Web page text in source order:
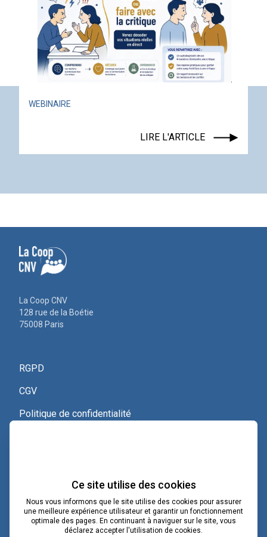
ACTUALITÉ ÉVÉNEMENT
La Coop CNV
128 rue de la Boétie
75008 Paris
RGPD
CGV
Politique de confidentialité
Voir le certificat Qualiopi
contact@lacoopcnv.com
Ce site utilise des cookies
Nous vous informons que le site utilise des cookies pour assurer
une meilleure expérience utilisateur et garantir un fonctionnement
optimale des pages. En continuant à naviguer sur le site, vous
déclarez accepter l'utilisation de cookies.